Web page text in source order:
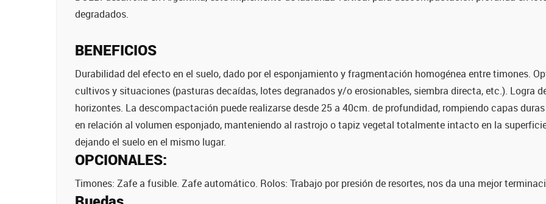
degradados.
BENEFICIOS
Durabilidad del efecto en el suelo, dado por el esponjamiento y fragmentación homogénea entre timones.
cultivos y situaciones (pasturas decaídas, lotes degranados y/o erosionables, siembra directa, etc.). Logra
horizontes. La descompactación puede realizarse desde 25 a 40cm. de profundidad, rompiendo capas
en relación al volumen esponjado, manteniendo al rastrojo o tapiz vegetal totalmente intacto en la
dejando el suelo en el mismo lugar.
OPCIONALES:
Timones: Zafe a fusible. Zafe automático. Rolos: Trabajo por presión de resortes, nos da una mejor